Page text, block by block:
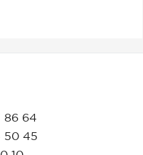
86 64
50 45